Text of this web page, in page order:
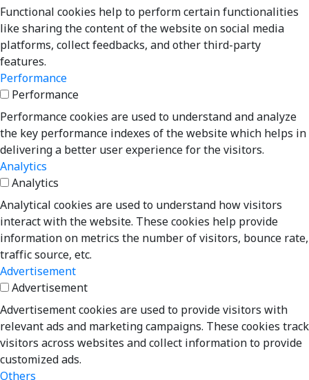
Functional cookies help to perform certain functionalities
like sharing the content of the website on social media
platforms, collect feedbacks, and other third-party
features.
Performance
Performance
Performance cookies are used to understand and analyze
the key performance indexes of the website which helps in
delivering a better user experience for the visitors.
Analytics
Analytics
Analytical cookies are used to understand how visitors
interact with the website. These cookies help provide
information on metrics the number of visitors, bounce rate,
traffic source, etc.
Advertisement
Advertisement
Advertisement cookies are used to provide visitors with
relevant ads and marketing campaigns. These cookies track
visitors across websites and collect information to provide
customized ads.